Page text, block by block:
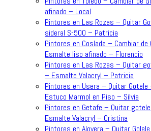
afinado – Local
Pintores en Las Rozas – Quitar
sideral S-500 – Patricia
Pintores en Coslada – Cambiar de
Esmalte liso afinado – Florencio
Pintores en Las Rozas – Quitar
– Esmalte Valacryl – Patricia
Pintores en Usera – Quitar
Estuco Marmol en Piso – Silvia
Pintores en Getafe – Quitar
Esmalte Valacryl – Cristina
Pintores en Alovera – Quitar